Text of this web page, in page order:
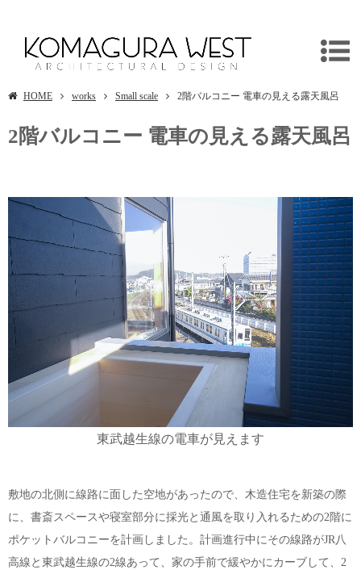
HOME works Small scale 2階バルコニー 電車の見える露天風呂
2階バルコニー 電車の見える露天風呂
東武越生線の電車が見えます
敷地の北側に線路に面した空地があったので、木造住宅を新築の際
に、書斎スペースや寝室部分に採光と通風を取り入れるための2階に
ポケットバルコニーを計画しました。計画進行中にその線路がJR八
高線と東武越生線の2線あって、家の手前で緩やかにカーブして、2